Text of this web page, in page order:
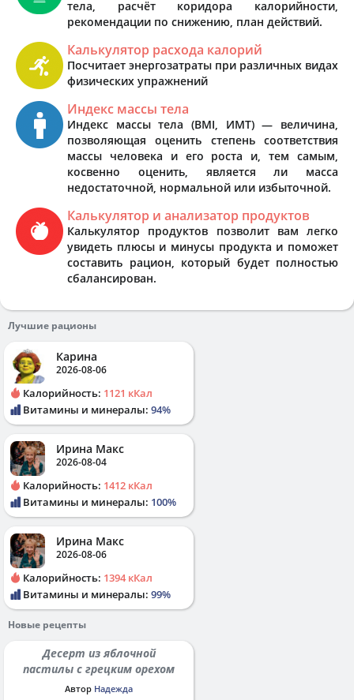
тела, расчёт коридора калорийности,
рекомендации по снижению, план действий.
Калькулятор расхода калорий
Посчитает энергозатраты при различных видах
физических упражнений
Индекс массы тела
Индекс массы тела (BMI, ИМТ) — величина,
позволяющая оценить степень соответствия
массы человека и его роста и, тем самым,
косвенно оценить, является ли масса
недостаточной, нормальной или избыточной.
Калькулятор и анализатор продуктов
Калькулятор продуктов позволит вам легко
увидеть плюсы и минусы продукта и поможет
составить рацион, который будет полностью
сбалансирован.
Лучшие рационы
Карина
2026-08-06
Калорийность: 1121 кКал
Витамины и минералы: 94%
Ирина Макс
2026-08-04
Калорийность: 1412 кКал
Витамины и минералы: 100%
Ирина Макс
2026-08-06
Калорийность: 1394 кКал
Витамины и минералы: 99%
Новые рецепты
Десерт из яблочной
пастилы с грецким орехом
Автор Надежда